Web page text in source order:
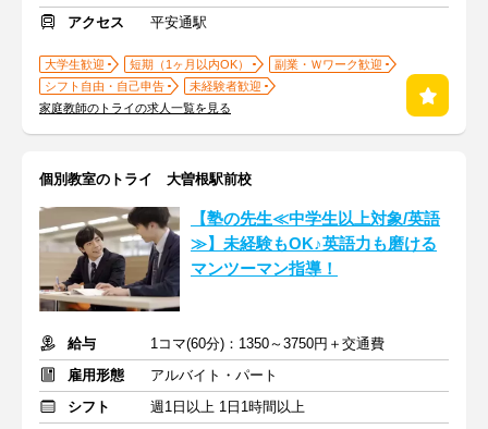
アクセス 平安通駅
大学生歓迎 短期（1ヶ月以内OK）
副業・Ｗワーク歓迎
シフト自由・自己申告
未経験者歓迎
家庭教師のトライの求人一覧を見る
個別教室のトライ 大曽根駅前校
【塾の先生≪中学生以上対象/英語
≫】未経験もOK♪英語力も磨ける
マンツーマン指導！
給与
1コマ(60分)：1350～3750円＋交通費
雇用形態
アルバイト・パート
シフト
週1日以上 1日1時間以上